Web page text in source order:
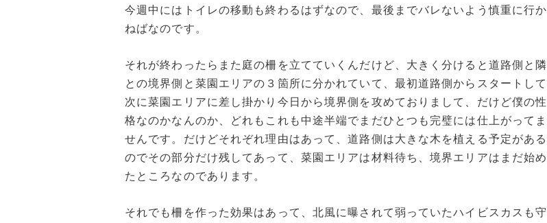
今週中にはトイレの移動も終わるはずなので、最後までバレないよう慎重に行か
ねばなのです。
それが終わったらまた庭の柵を立てていくんだけど、大きく分けると道路側と隣
との境界側と菜園エリアの３箇所に分かれていて、最初道路側からスタートして
次に菜園エリアに差し掛かり今日から境界側を攻めておりまして、だけど僕の性
格なのかなんのか、どれもこれも中途半端でまだひとつも完璧には仕上がってま
せんです。だけどそれぞれ理由はあって、道路側は大きな木を植える予定がある
のでその部分だけ残してあって、菜園エリアは材料待ち、境界エリアはまだ始め
たところなのであります。
それでも柵を作った効果はあって、北風に曝されて弱っていたハイビスカスも守